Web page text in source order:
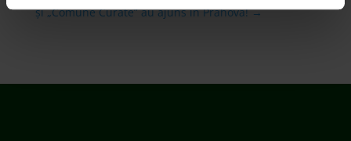
și „Comune Curate” au ajuns în Prahova!→